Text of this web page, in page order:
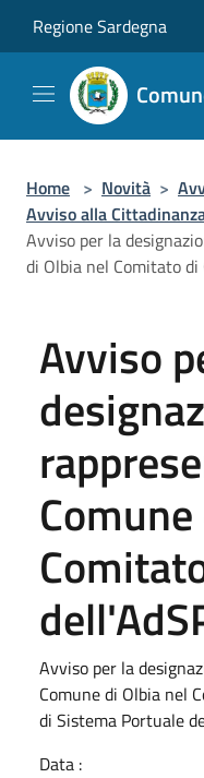
Regione Sardegna
Home > Novità >
Avviso alla
Avviso per la
di Olbia nel Comitato di
Avviso
Avviso per la
Comune di Olbia nel
di Sistema Portuale
Data :